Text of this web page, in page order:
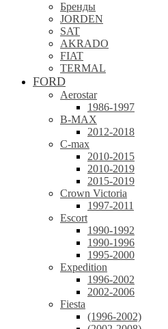
Бренды
JORDEN
SAT
AKRADO
FIAT
TERMAL
FORD
Aerostar
1986-1997
B-MAX
2012-2018
C-max
2010-2015
2010-2019
2015-2019
Crown Victoria
1997-2011
Escort
1990-1992
1990-1996
1995-2000
Expedition
1996-2002
2002-2006
Fiesta
(1996-2002)